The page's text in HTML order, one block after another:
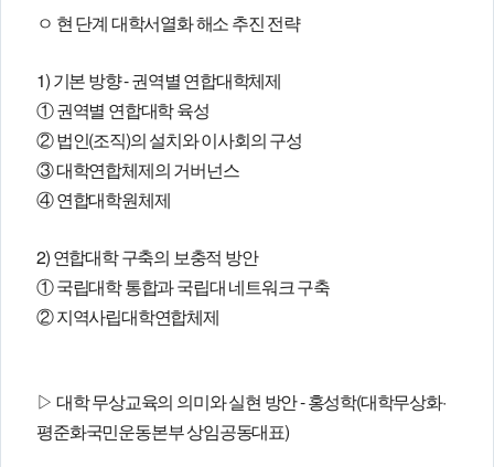
ㅇ 현 단계 대학서열화 해소 추진 전략
1) 기본 방향 - 권역별 연합대학체제
① 권역별 연합대학 육성
② 법인(조직)의 설치와 이사회의 구성
③ 대학연합체제의 거버넌스
④ 연합대학원체제
2) 연합대학 구축의 보충적 방안
① 국립대학 통합과 국립대 네트워크 구축
② 지역사립대학연합체제
▷ 대학 무상교육의 의미와 실현 방안 - 홍성학(대학무상화·
평준화국민운동본부 상임공동대표)